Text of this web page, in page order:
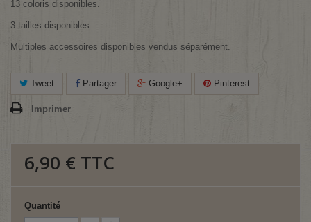
13 coloris disponibles.
3 tailles disponibles.
Multiples accessoires disponibles vendus séparément.
Tweet Partager Google+ Pinterest
Imprimer
6,90 € TTC
Quantité